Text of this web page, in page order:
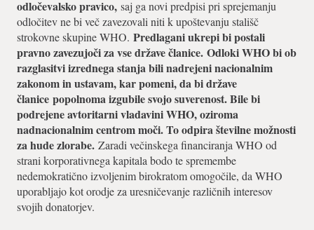
odločevalsko pravico, saj ga novi predpisi pri sprejemanju
odločitev ne bi več zavezovali niti k upoštevanju stališč
strokovne skupine WHO. Predlagani ukrepi bi postali
pravno zavezujoči za vse države članice. Odloki WHO bi ob
razglasitvi izrednega stanja bili nadrejeni nacionalnim
zakonom in ustavam, kar pomeni, da bi države
članice popolnoma izgubile svojo suverenost. Bile bi
podrejene avtoritarni vladavini WHO, oziroma
nadnacionalnim centrom moči. To odpira številne možnosti
za hude zlorabe. Zaradi večinskega financiranja WHO od
strani korporativnega kapitala bodo te spremembe
nedemokratično izvoljenim birokratom omogočile, da WHO
uporabljajo kot orodje za uresničevanje različnih interesov
svojih donatorjev.